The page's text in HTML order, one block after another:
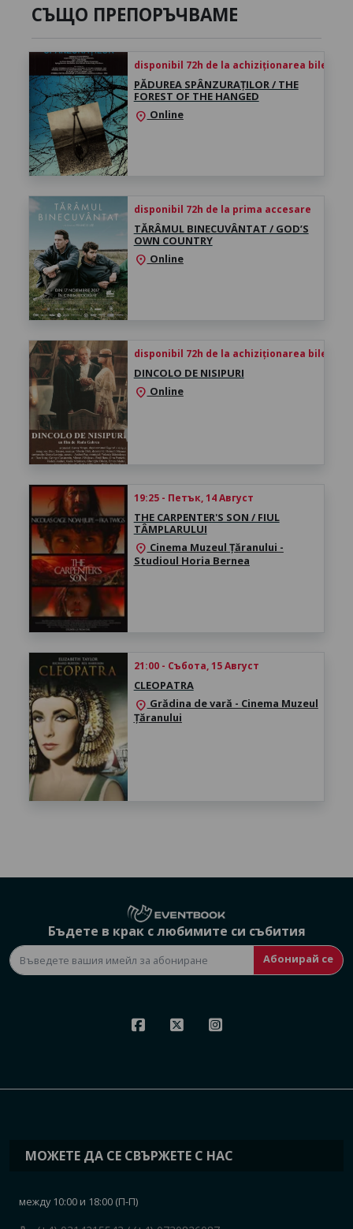
СЪЩО ПРЕПОРЪЧВАМЕ
disponibil 72h de la achiziționarea biletului
PĂDUREA SPÂNZURAȚILOR / THE
FOREST OF THE HANGED
location_on Online
disponibil 72h de la prima accesare
TĂRÂMUL BINECUVÂNTAT / GOD’S
OWN COUNTRY
location_on Online
disponibil 72h de la achiziționarea biletului
DINCOLO DE NISIPURI
location_on Online
19:25 - Петък, 14 Август
THE CARPENTER'S SON / FIUL
TÂMPLARULUI
location_on Cinema Muzeul Țăranului -
Studioul Horia Bernea
21:00 - Събота, 15 Август
CLEOPATRA
location_on Grădina de vară - Cinema Muzeul
Țăranului
Бъдете в крак с любимите си събития
Абонирай се
МОЖЕТЕ ДА СЕ СВЪРЖЕТЕ С НАС
между 10:00 и 18:00 (П-П)